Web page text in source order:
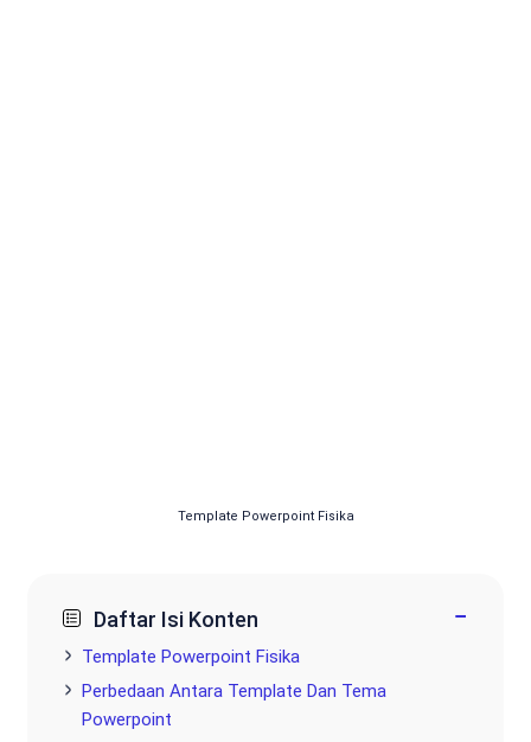
Template Powerpoint Fisika
Daftar Isi Konten −
Template Powerpoint Fisika
Perbedaan Antara Template Dan Tema
Powerpoint